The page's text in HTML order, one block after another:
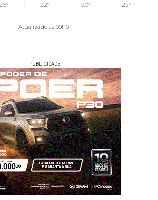
22°
20°
22°
Atualizado às 00h01
PUBLICIDADE